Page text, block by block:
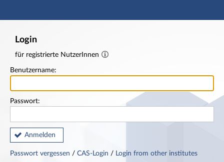
Hauptnavigation
Login
für registrierte NutzerInnen
Benutzername:
Passwort:
Anmelden
Passwort vergessen / CAS-Login / Login from other institutes